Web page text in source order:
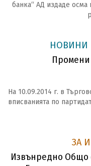
банка“ АД издаде
НОВИНИ
Промени
На 10.09.2014 г. в
вписванията по
ЗА
Извънредно Общо